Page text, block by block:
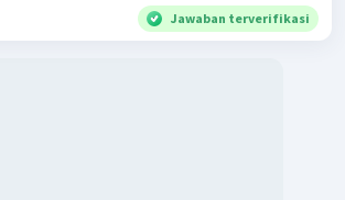
Jawaban terverifikasi